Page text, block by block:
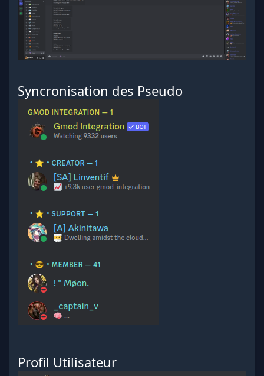
Syncronisation des Pseudo
Profil Utilisateur